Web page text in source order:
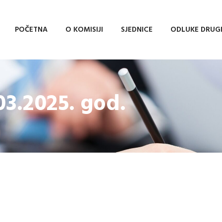
POČETNA O KOMISIJI SJEDNICE ODLUKE
god.